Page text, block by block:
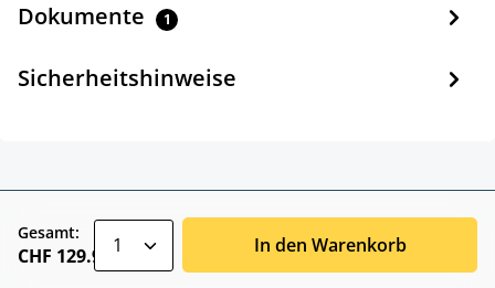
Dokumente 1
Sicherheitshinweise
Gesamt:
CHF 129.90 In den Warenkorb